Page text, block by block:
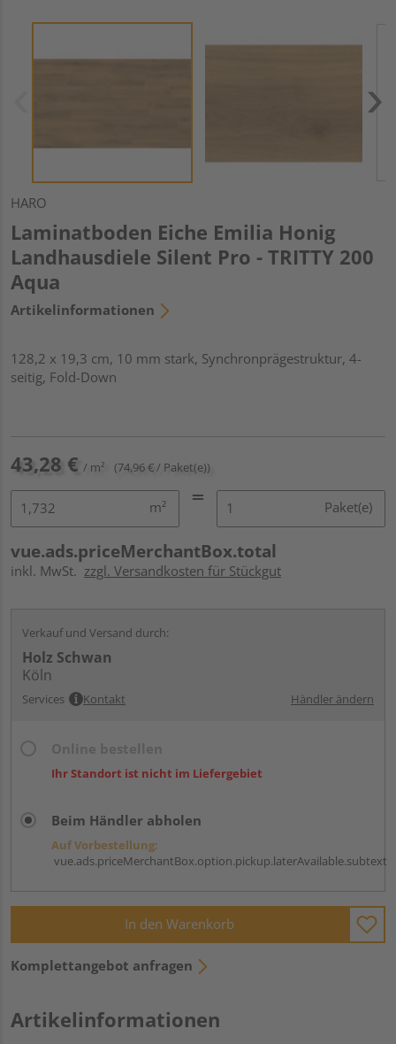
HARO
Laminatboden Eiche Emilia Honig
Landhausdiele Silent Pro - TRITTY 200
Aqua
Artikelinformationen
128,2 x 19,3 cm, 10 mm stark, Synchronprägestruktur, 4-
seitig, Fold-Down
43,28 € / m² (74,96 € / Paket(e))
m² Paket(e)
vue.ads.priceMerchantBox.total
inkl. MwSt. zzgl. Versandkosten für Stückgut
Verkauf und Versand durch:
Holz Schwan
Köln
Services Kontakt Händler ändern
Ihr Standort ist nicht im Liefergebiet
Beim Händler abholen
Auf Vorbestellung:
vue.ads.priceMerchantBox.option.pickup.laterAvailable.subtext
In den Warenkorb
Komplettangebot anfragen
Artikelinformationen